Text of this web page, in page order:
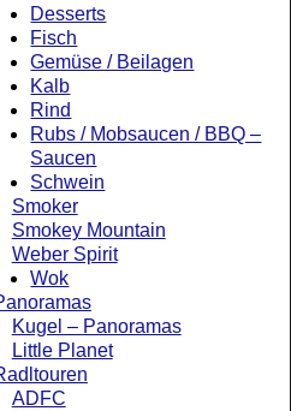
Desserts
Fisch
Gemüse / Beilagen
Kalb
Rind
Rubs / Mobsaucen / BBQ –
Saucen
Schwein
Smoker
Smokey Mountain
Weber Spirit
Wok
Kugel – Panoramas
Little Planet
ADFC